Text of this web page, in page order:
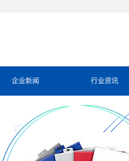
企业新闻 行业资讯